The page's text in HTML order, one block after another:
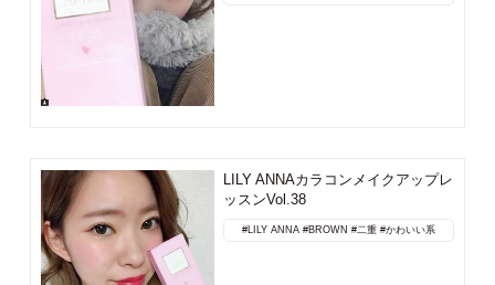
LILY ANNAカラコンメイクアップレ
ッスンVol.38
#LILY ANNA #BROWN #二重 #かわいい系